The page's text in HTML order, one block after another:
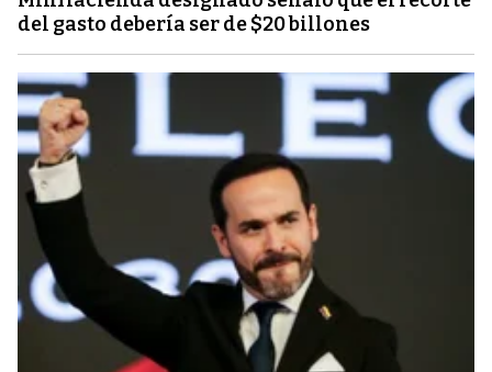
del gasto debería ser de $20 billones